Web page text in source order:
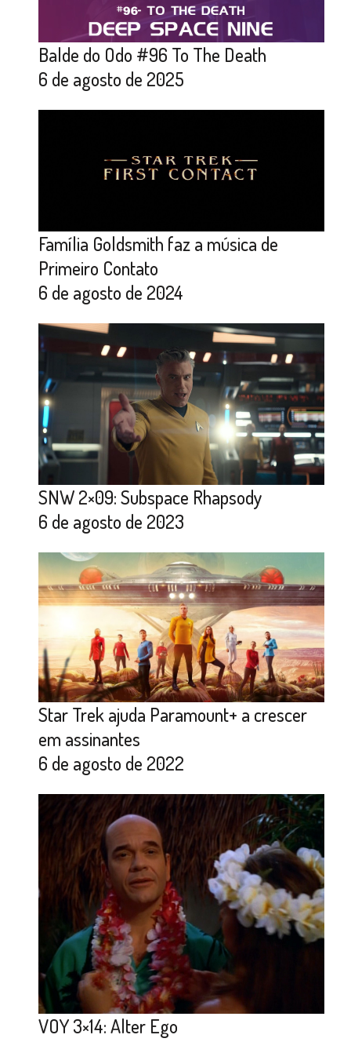
Balde do Odo #96 To The Death
6 de agosto de 2025
Família Goldsmith faz a música de
Primeiro Contato
6 de agosto de 2024
SNW 2×09: Subspace Rhapsody
6 de agosto de 2023
Star Trek ajuda Paramount+ a crescer
em assinantes
6 de agosto de 2022
VOY 3×14: Alter Ego